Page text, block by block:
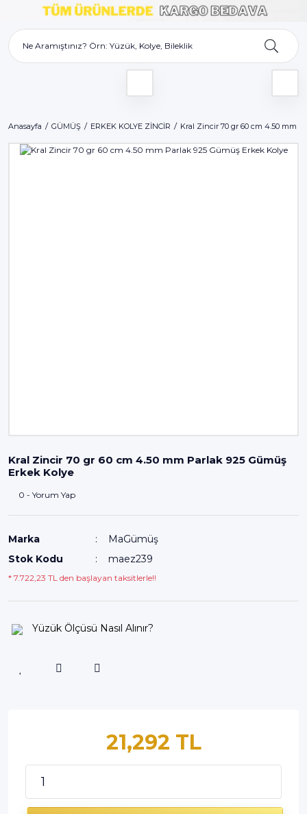
Anasayfa GÜMÜŞ ERKEK KOLYE ZİNCİR Kral Zincir 70 gr 60 cm 4.50 mm
Kral Zincir 70 gr 60 cm 4.50 mm Parlak 925 Gümüş
Erkek Kolye
0 - Yorum Yap
Marka
MaGümüş
Stok Kodu
maez239
* 7.722,23 TL den başlayan taksitlerle!!
Yüzük Ölçüsü Nasıl Alınır?
21,292 TL